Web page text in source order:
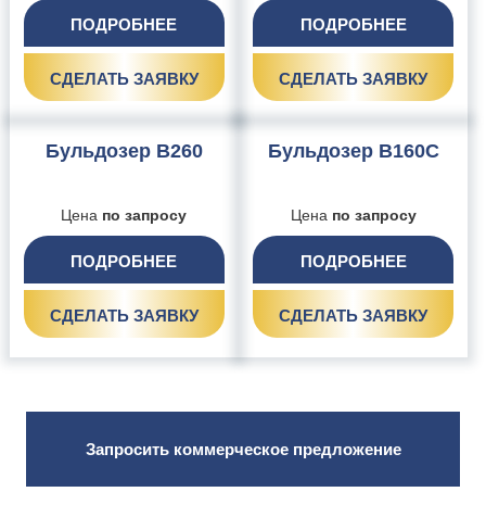
ПОДРОБНЕЕ
СДЕЛАТЬ ЗАЯВКУ
ПОДРОБНЕЕ
СДЕЛАТЬ ЗАЯВКУ
Бульдозер B260
Цена по запросу
ПОДРОБНЕЕ
СДЕЛАТЬ ЗАЯВКУ
Бульдозер B160C
Цена по запросу
ПОДРОБНЕЕ
СДЕЛАТЬ ЗАЯВКУ
Запросить коммерческое предложение